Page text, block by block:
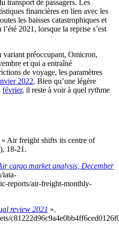
transport de passagers. Les
financières en lien avec les
les baisses catastrophiques et
2021, lorsque la reprise s’est
variant préoccupant, Omicron,
et qui a entraîné
de voyage, les paramètres
2022. Bien qu’une légère
février, il reste à voir à quel rythme
Air freight shifts its centre of
18-21.
cargo market analysis, December
iata-
reports/air-freight-monthly-
review 2021 ».